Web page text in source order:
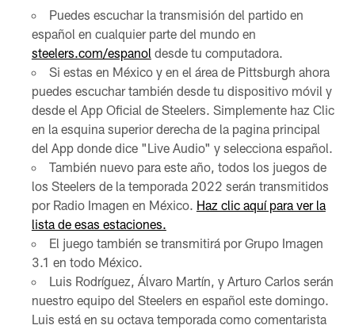
Puedes escuchar la transmisión del partido en
español en cualquier parte del mundo en
steelers.com/espanol desde tu computadora.
Si estas en México y en el área de Pittsburgh ahora
puedes escuchar también desde tu dispositivo móvil y
desde el App Oficial de Steelers. Simplemente haz Clic
en la esquina superior derecha de la pagina principal
del App donde dice "Live Audio" y selecciona español.
También nuevo para este año, todos los juegos de
los Steelers de la temporada 2022 serán transmitidos
por Radio Imagen en México. Haz clic aquí para ver la
lista de esas estaciones.
El juego también se transmitirá por Grupo Imagen
3.1 en todo México.
Luis Rodríguez, Álvaro Martín, y Arturo Carlos serán
nuestro equipo del Steelers en español este domingo.
Luis está en su octava temporada como comentarista